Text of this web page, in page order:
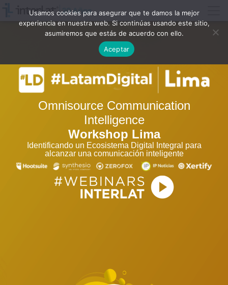
Omnisource Communication
Intelligence
Workshop Lima
Identificando un Ecosistema Digital Integral para
alcanzar una comunicación inteligente
Usamos cookies para asegurar que te damos la mejor
experiencia en nuestra web. Si continúas usando este sitio,
asumiremos que estás de acuerdo con ello.
Aceptar